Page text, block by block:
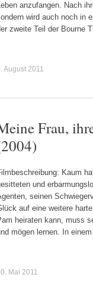
anzufangen. Nach
wird auch noch in
zweite Teil der Bourne
August 2011
Frau,
Kaum
und
seinen
auf eine weitere
heiraten kann, muss
mögen lernen. In
Mai 2011